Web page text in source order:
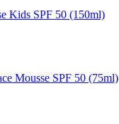
Kids SPF 50 (150ml)
Mousse SPF 50 (75ml)